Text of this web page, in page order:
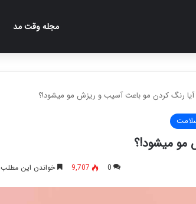
مجله وقت مد
آیا رنگ کردن مو باعث آسیب و ریزش مو میشود!؟
مو میشود!؟
0
9,707 خواندن این مطلب 7 دقیقه زمان میبرد